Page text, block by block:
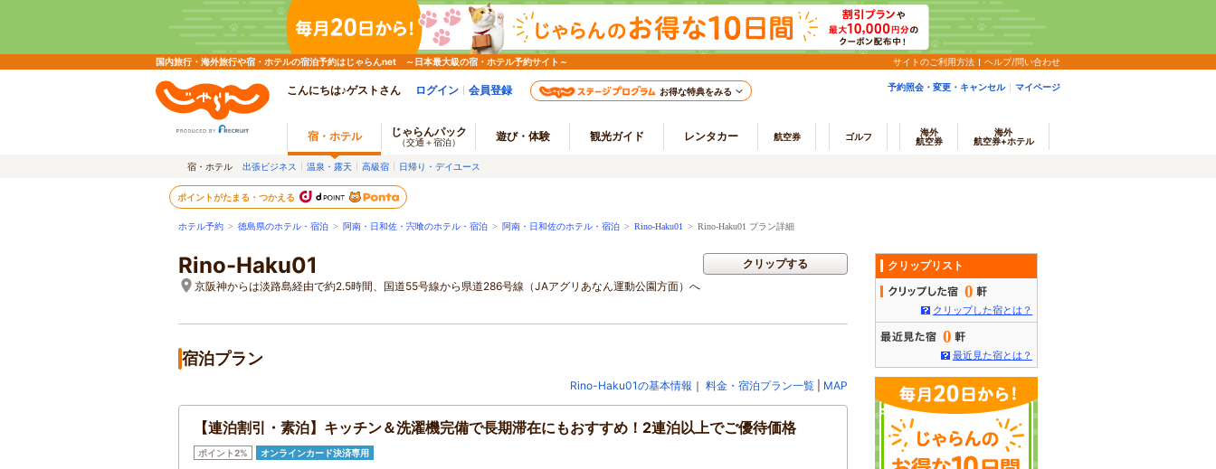
国内旅行・海外旅行や宿・ホテルの宿泊予約はじゃらんnet ～日本最大級の宿・ホテル予約サイト～ サイトのご利用方法 ヘルプ/問い合わせ
こんにちは♪ゲストさん ログイン 会員登録 お得な特典をみる 予約照会・変更・キャンセル マイページ
宿・ホテル じゃらんパック
（交通＋宿泊） 遊び・体験 観光ガイド レンタカー 航空券 ゴルフ
海外
航空券
海外
航空券+ホテル
宿・ホテル 出張ビジネス 温泉・露天 高級宿 日帰り・デイユース
ポイントがたまる・つかえる
ホテル予約 > 徳島県のホテル・宿泊 > 阿南・日和佐・宍喰のホテル・宿泊 > 阿南・日和佐のホテル・宿泊 > Rino-Haku01 > Rino-Haku01 プラン詳細
Rino-Haku01
京阪神からは淡路島経由で約2.5時間、国道55号線から県道286号線（JAアグリあなん運動公園方面）へ
クリップする
宿泊プラン
Rino-Haku01の基本情報 ｜ 料金・宿泊プラン一覧 MAP
【連泊割引・素泊】キッチン＆洗濯機完備で長期滞在にもおすすめ！2連泊以上でご優待価格
ポイント2% オンラインカード決済専用
クリップリスト
0
クリップした宿とは？
0
最近見た宿とは？